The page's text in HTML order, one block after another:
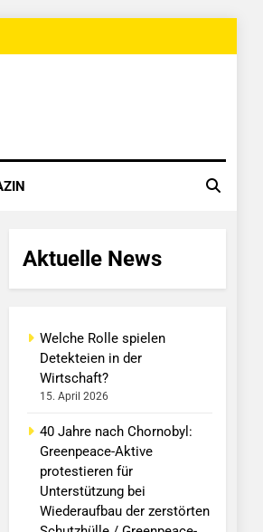
Aktuelle News
Welche Rolle spielen
Detekteien in der
Wirtschaft?
15. April 2026
40 Jahre nach Chornobyl:
Greenpeace-Aktive
protestieren für
Unterstützung bei
Wiederaufbau der zerstörten